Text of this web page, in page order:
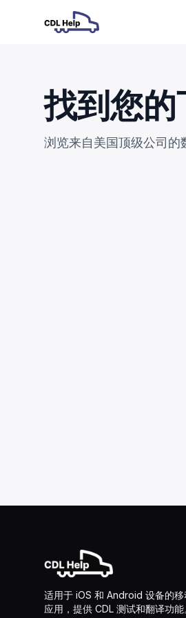
找到您
浏览来自美国顶级公司的
适用于 iOS 和 Android 设备的移
应用，提供 CDL 测试和翻译功能